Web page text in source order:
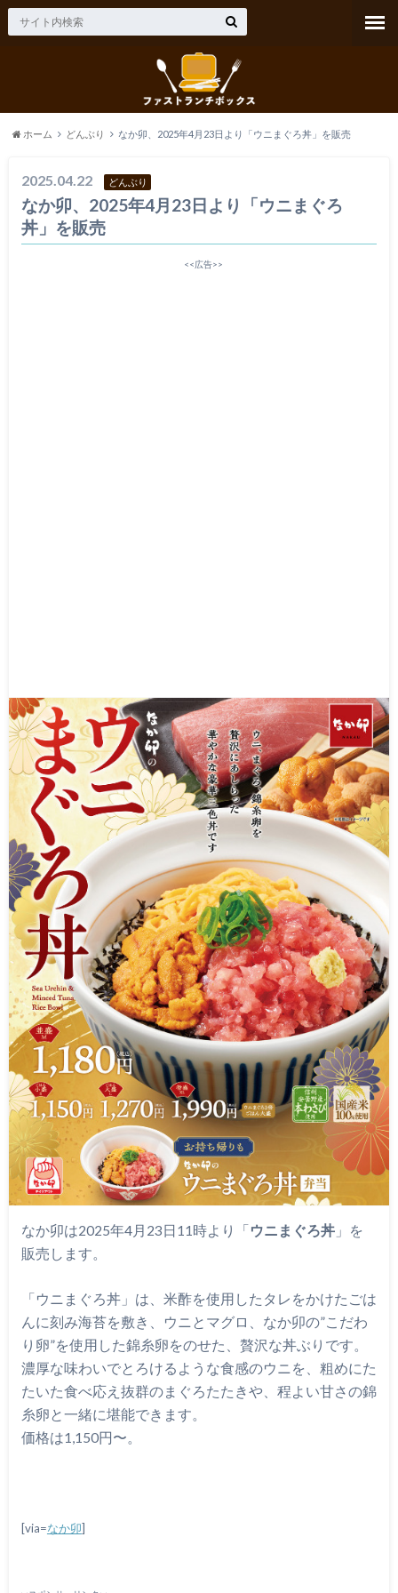
ホーム どんぶり なか卯、2025年4月23日より「ウニまぐろ丼」を販売
2025.04.22 どんぶり
なか卯、2025年4月23日より「ウニまぐろ
丼」を販売
<<広告>>
なか卯は2025年4月23日11時より「ウニまぐろ丼」を
販売します。
「ウニまぐろ丼」は、米酢を使用したタレをかけたごは
んに刻み海苔を敷き、ウニとマグロ、なか卯の”こだわ
り卵”を使用した錦糸卵をのせた、贅沢な丼ぶりです。
濃厚な味わいでとろけるような食感のウニを、粗めにた
たいた食べ応え抜群のまぐろたたきや、程よい甘さの錦
糸卵と一緒に堪能できます。
価格は1,150円〜。
[via=なか卯]